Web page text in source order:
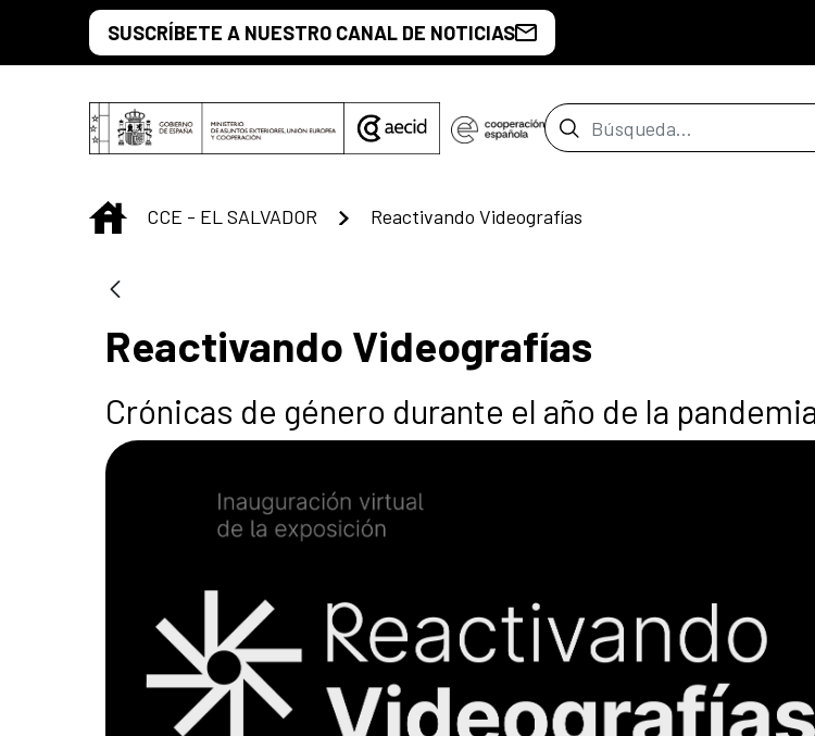
Saltar al contenido principal
SUSCRÍBETE A NUESTRO CANAL DE NOTICIAS
Barra de búsqueda
INICIO
CCE - EL SALVADOR Reactivando Videografías
Reactivando Videografías
Crónicas de género durante el año de la